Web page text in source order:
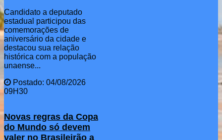
Candidato a deputado
estadual participou das
comemorações de
aniversário da cidade e
destacou sua relação
histórica com a população
unaense...
Postado: 04/08/2026
09H30
Novas regras da Copa
do Mundo só devem
valer no Brasileirão a